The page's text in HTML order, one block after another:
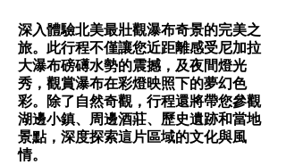
深入體驗北美最壯觀瀑布奇景的完美之
旅。此行程不僅讓您近距離感受尼加拉
大瀑布磅礡水勢的震撼，及夜間燈光
秀，觀賞瀑布在彩燈映照下的夢幻色
彩。除了自然奇觀，行程還將帶您參觀
湖邊小鎮、周邊酒莊、歷史遺跡和當地
景點，深度探索這片區域的文化與風
情。